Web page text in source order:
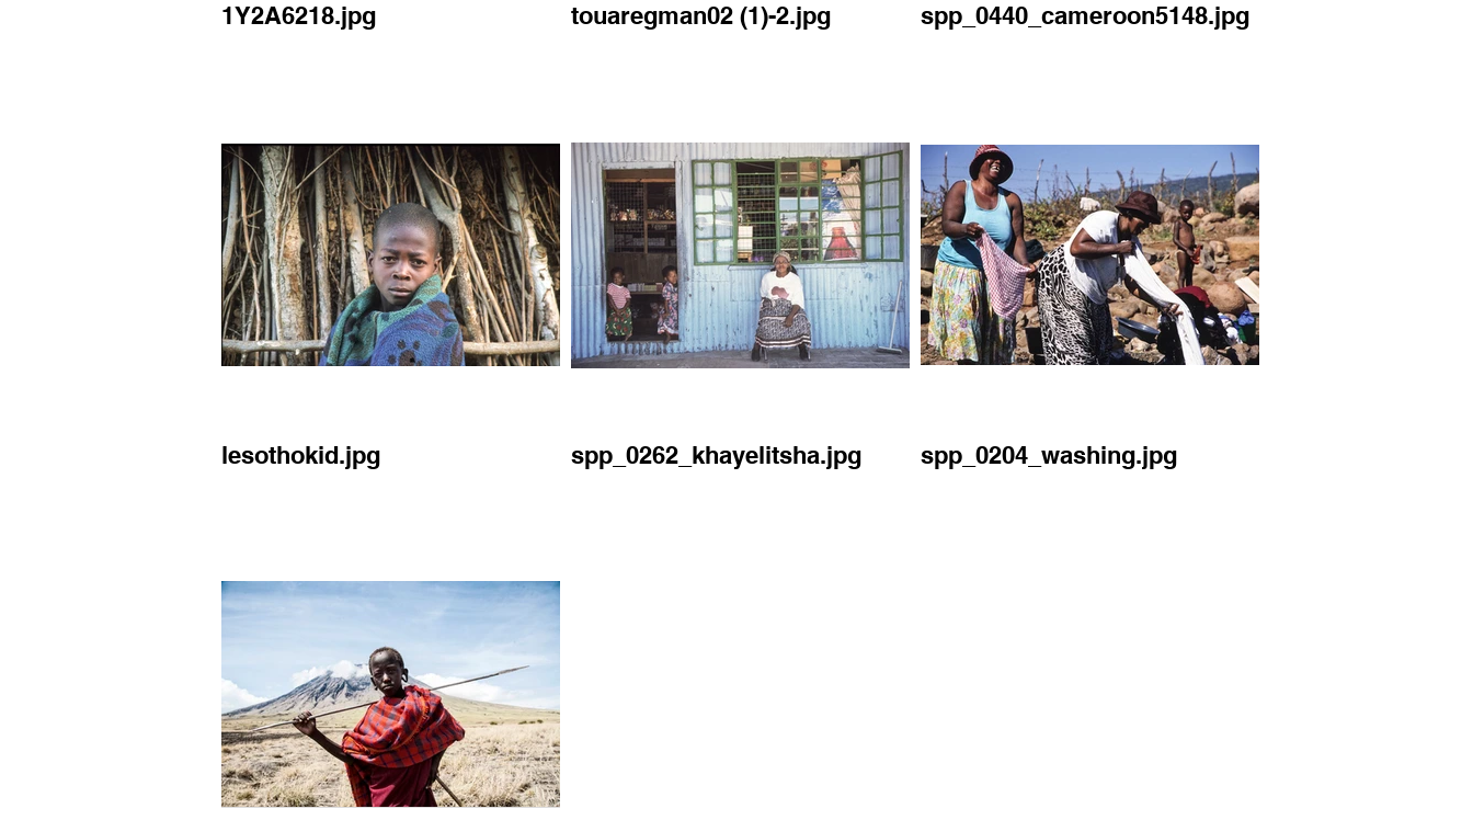
1Y2A6218.jpg touaregman02 (1)-2.jpg spp_0440_cameroon5148.jpg
lesothokid.jpg spp_0262_khayelitsha.jpg spp_0204_washing.jpg